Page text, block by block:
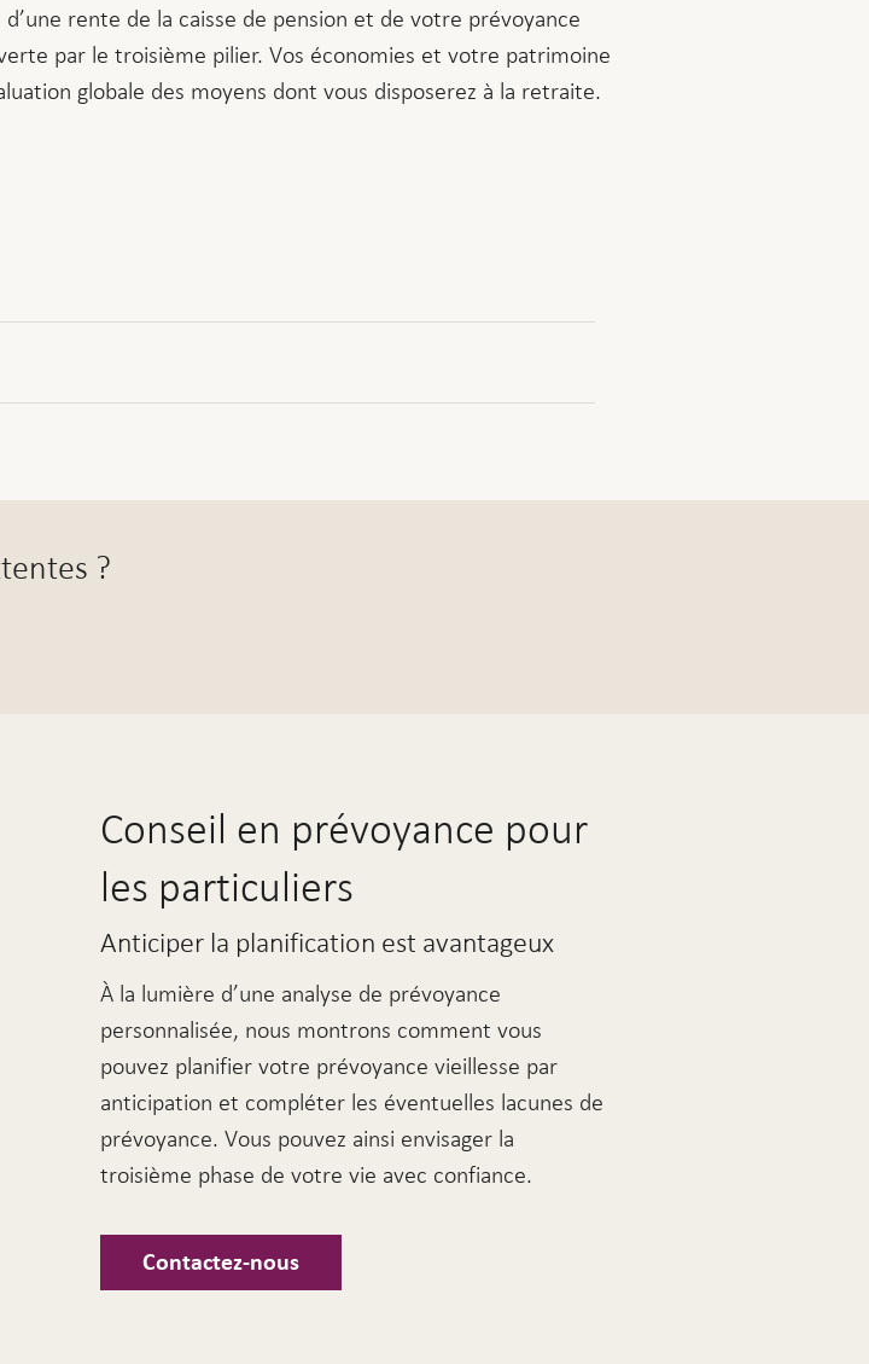
rente de la caisse de pension et de votre prévoyance
par le troisième pilier. Vos économies et votre patrimoine
globale des moyens dont vous disposerez à la retraite.
?
Conseil en prévoyance pour
les particuliers
Anticiper la planification est avantageux
À la lumière d’une analyse de prévoyance
personnalisée, nous montrons comment vous
pouvez planifier votre prévoyance vieillesse par
anticipation et compléter les éventuelles lacunes de
prévoyance. Vous pouvez ainsi envisager la
troisième phase de votre vie avec confiance.
Contactez-nous